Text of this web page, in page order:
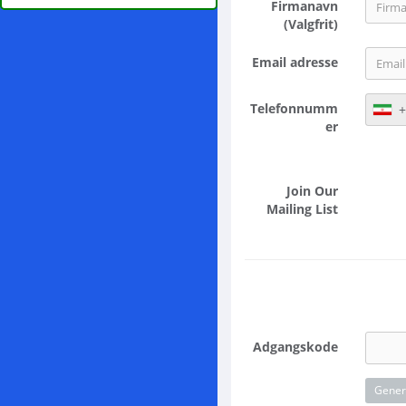
Firmanavn
(Valgfrit)
Email adresse
Telefonnumm
er
Join Our
Mailing List
Adgangskode